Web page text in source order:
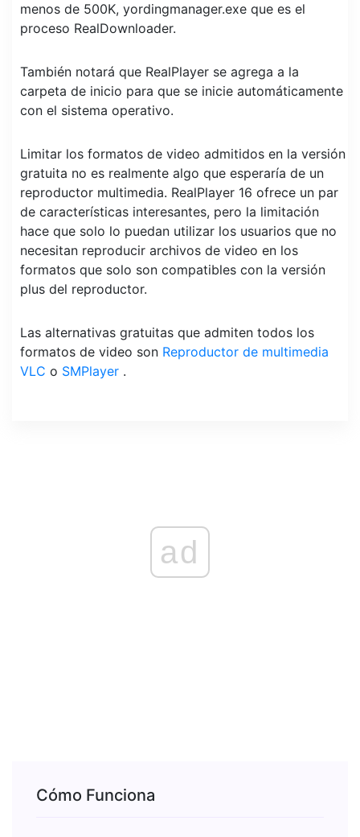
menos de 500K, yordingmanager.exe que es el
proceso RealDownloader.
También notará que RealPlayer se agrega a la
carpeta de inicio para que se inicie automáticamente
con el sistema operativo.
Limitar los formatos de video admitidos en la versión
gratuita no es realmente algo que esperaría de un
reproductor multimedia. RealPlayer 16 ofrece un par
de características interesantes, pero la limitación
hace que solo lo puedan utilizar los usuarios que no
necesitan reproducir archivos de video en los
formatos que solo son compatibles con la versión
plus del reproductor.
Las alternativas gratuitas que admiten todos los
formatos de video son Reproductor de multimedia
VLC o SMPlayer .
ad
Cómo Funciona